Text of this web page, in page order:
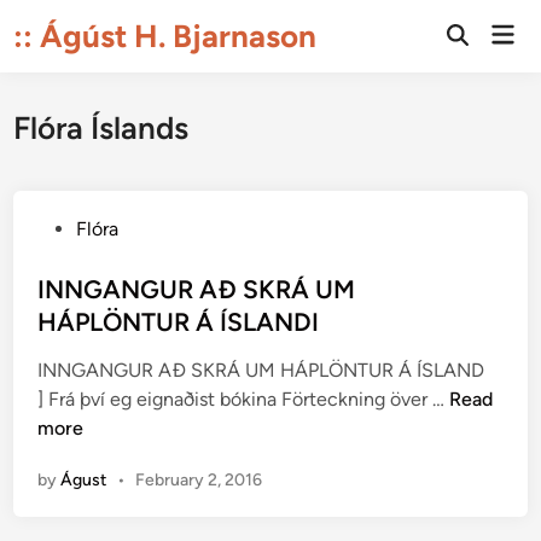
to:: Ágúst H. Bjarnason
Open
Flóra Íslands
s
t
d
i
n
Flóra
INNGANGUR AÐ SKRÁ UM
HÁPLÖNTUR Á ÍSLANDI
INNGANGUR AÐ SKRÁ UM HÁPLÖNTUR Á ÍSLAND
] Frá því eg eignaðist bókina Förteckning över … IRead
more
byÁgust • February 2, 2016